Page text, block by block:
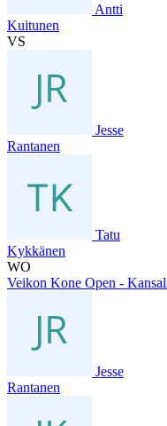
Antti
Kuitunen
VS
Jesse
Rantanen
Tatu
Kykkänen
WO
Veikon Kone Open -
Jesse
Rantanen